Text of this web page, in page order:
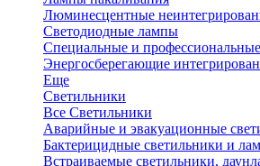
Люминесцентные
Светодиодные лампы
Специальные и
Энергосберегающие
Еще
Светильники
Все Светильники
Аварийные и эвакуационные
Бактерицидные светильники и
Встраиваемые светильники,